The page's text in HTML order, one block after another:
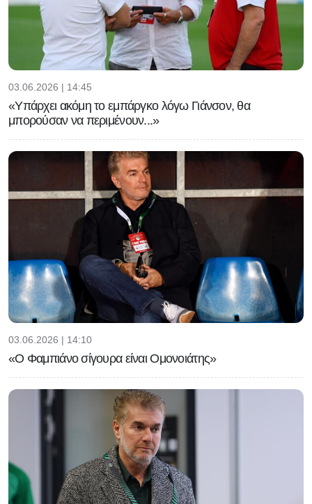
03.06.2026 | 14:45
«Υπάρχει ακόμη το εμπάργκο λόγω Γιάνσον, θα
μπορούσαν να περιμένουν...»
03.06.2026 | 14:10
«Ο Φαμπιάνο σίγουρα είναι Ομονοιάτης»